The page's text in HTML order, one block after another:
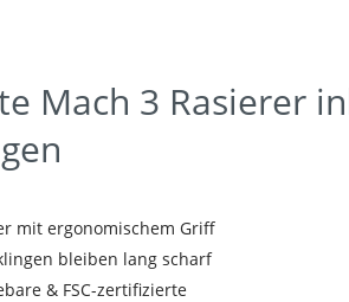
Mach 3 Rasierer
mit ergonomischem Griff
bleiben lang scharf
& FSC-zertifizierte